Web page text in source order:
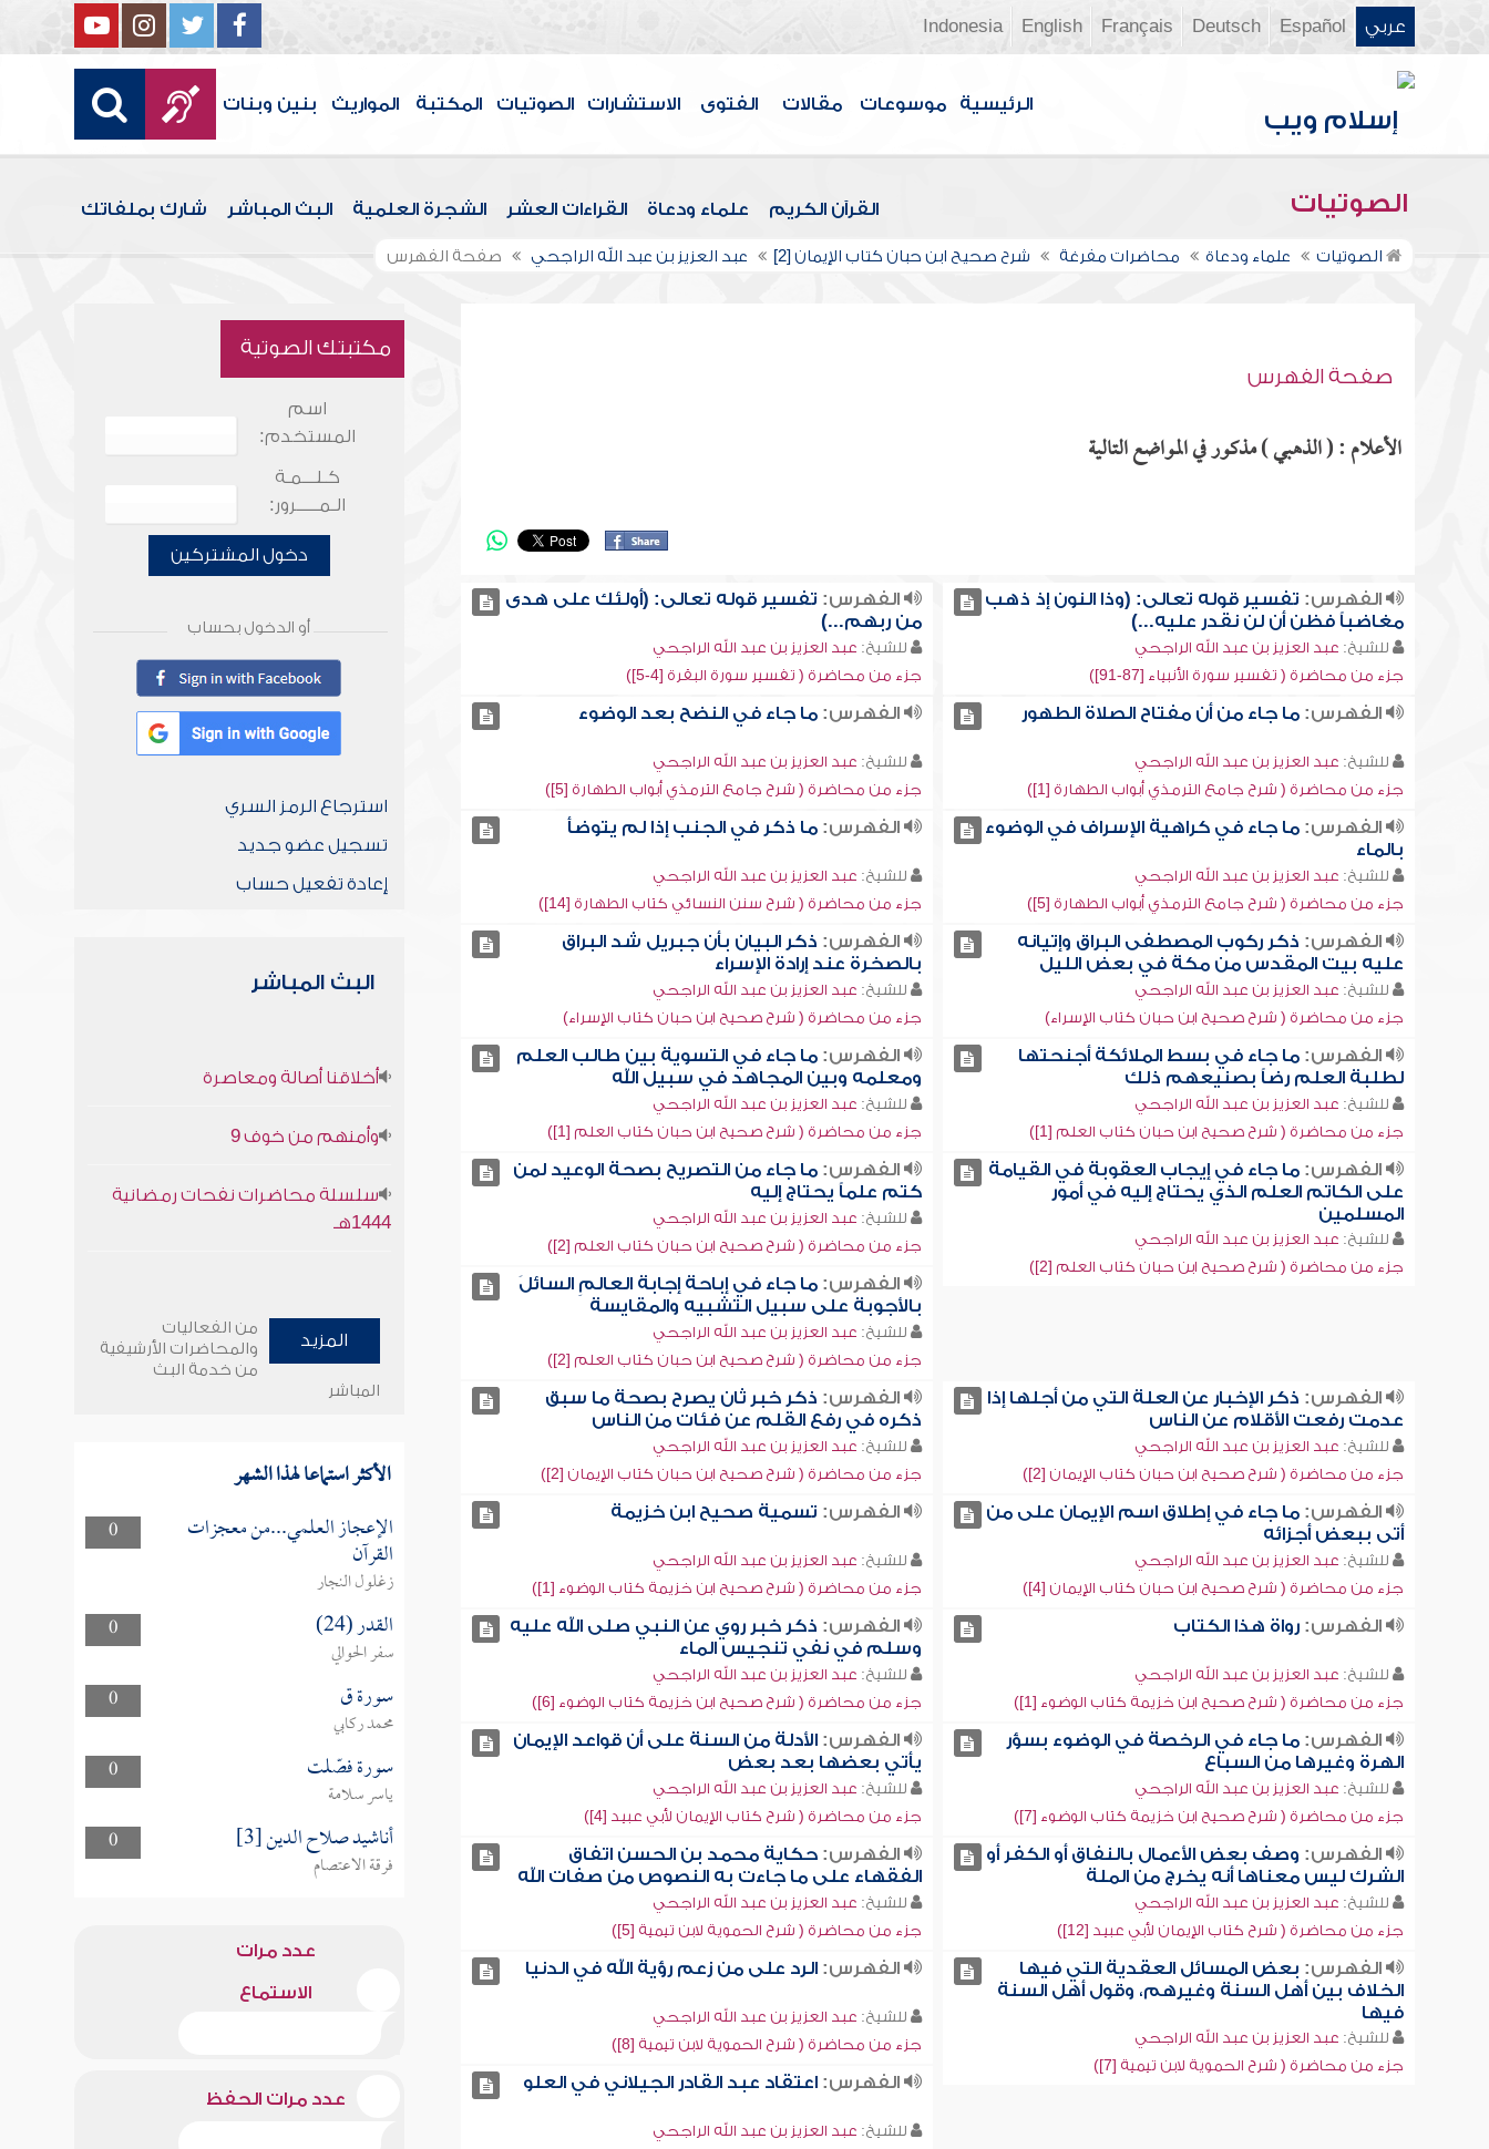
عربي Español
Deutsch
Français
English
Indonesia
الرئيسية موسوعات مقالات الفتوى الاستشارات الصوتيات المكتبة المواريث بنين وبنات
الصوتيات القرآن الكريم علماء ودعاة القراءات العشر الشجرة العلمية البث المباشر شارك بملفاتك
الصوتيات علماء ودعاة محاضرات مفرغة شرح صحيح ابن حبان كتاب الإيمان [2] عبد العزيز بن عبد الله الراجحي صفحة الفهرس
صفحة الفهرس
الأعلام : ( الذهبي ) مذكور في المواضع التالية
الفهرس: تفسير قوله تعالى: (وذا النون إذ ذهب
مغاضباً فظن أن لن نقدر عليه...)
للشيخ: عبد العزيز بن عبد الله الراجحي
جزء من محاضرة ( تفسير سورة الأنبياء [87-91])
الفهرس: تفسير قوله تعالى: (أولئك على هدى
من ربهم...)
للشيخ: عبد العزيز بن عبد الله الراجحي
جزء من محاضرة ( تفسير سورة البقرة [4-5])
الفهرس:ما جاء من أن مفتاح الصلاة الطهور
للشيخ: عبد العزيز بن عبد الله الراجحي
جزء من محاضرة ( شرح جامع الترمذي أبواب الطهارة [1])
الفهرس: ما جاء في النضح بعد الوضوء
للشيخ: عبد العزيز بن عبد الله الراجحي
جزء من محاضرة ( شرح جامع الترمذي أبواب الطهارة [5])
الفهرس:ما جاء في كراهية الإسراف في الوضوء
بالماء
للشيخ: عبد العزيز بن عبد الله الراجحي
جزء من محاضرة ( شرح جامع الترمذي أبواب الطهارة [5])
الفهرس: ما ذكر في الجنب إذا لم يتوضأ
للشيخ: عبد العزيز بن عبد الله الراجحي
جزء من محاضرة ( شرح سنن النسائي كتاب الطهارة [14])
الفهرس: ذكر ركوب المصطفى البراق وإتيانه
عليه بيت المقدس من مكة في بعض الليل
للشيخ: عبد العزيز بن عبد الله الراجحي
جزء من محاضرة ( شرح صحيح ابن حبان كتاب الإسراء)
الفهرس: ذكر البيان بأن جبريل شد البراق
بالصخرة عند إرادة الإسراء
للشيخ: عبد العزيز بن عبد الله الراجحي
جزء من محاضرة ( شرح صحيح ابن حبان كتاب الإسراء)
الفهرس:ما جاء في بسط الملائكة أجنحتها
لطلبة العلم رضاً بصنيعهم ذلك
للشيخ: عبد العزيز بن عبد الله الراجحي
جزء من محاضرة ( شرح صحيح ابن حبان كتاب العلم [1])
الفهرس: ما جاء في التسوية بين طالب العلم
ومعلمه وبين المجاهد في سبيل الله
للشيخ: عبد العزيز بن عبد الله الراجحي
جزء من محاضرة ( شرح صحيح ابن حبان كتاب العلم [1])
الفهرس:ما جاء في إيجاب العقوبة في القيامة
على الكاتم العلم الذي يحتاج إليه في أمور
المسلمين
للشيخ: عبد العزيز بن عبد الله الراجحي
جزء من محاضرة ( شرح صحيح ابن حبان كتاب العلم [2])
الفهرس: ما جاء من التصريح بصحة الوعيد لمن
كتم علماً يحتاج إليه
للشيخ: عبد العزيز بن عبد الله الراجحي
جزء من محاضرة ( شرح صحيح ابن حبان كتاب العلم [2])
الفهرس: ما جاء في إباحة إجابة العالمِ السائلَ
بالأجوبة على سبيل التشبيه والمقايسة
للشيخ: عبد العزيز بن عبد الله الراجحي
جزء من محاضرة ( شرح صحيح ابن حبان كتاب العلم [2])
الفهرس: ذكر الإخبار عن العلة التي من أجلها إذا
عدمت رفعت الأقلام عن الناس
للشيخ: عبد العزيز بن عبد الله الراجحي
جزء من محاضرة ( شرح صحيح ابن حبان كتاب الإيمان [2])
الفهرس: ذكر خبر ثان يصرح بصحة ما سبق
ذكره في رفع القلم عن فئات من الناس
للشيخ: عبد العزيز بن عبد الله الراجحي
جزء من محاضرة ( شرح صحيح ابن حبان كتاب الإيمان [2])
الفهرس:ما جاء في إطلاق اسم الإيمان على من
أتى ببعض أجزائه
للشيخ: عبد العزيز بن عبد الله الراجحي
جزء من محاضرة ( شرح صحيح ابن حبان كتاب الإيمان [4])
الفهرس: تسمية صحيح ابن خزيمة
للشيخ: عبد العزيز بن عبد الله الراجحي
جزء من محاضرة ( شرح صحيح ابن خزيمة كتاب الوضوء [1])
الفهرس:رواة هذا الكتاب
للشيخ: عبد العزيز بن عبد الله الراجحي
جزء من محاضرة ( شرح صحيح ابن خزيمة كتاب الوضوء [1])
الفهرس: ذكر خبر روي عن النبي صلى الله عليه
وسلم في نفي تنجيس الماء
للشيخ: عبد العزيز بن عبد الله الراجحي
جزء من محاضرة ( شرح صحيح ابن خزيمة كتاب الوضوء [6])
الفهرس:ما جاء في الرخصة في الوضوء بسؤر
الهرة وغيرها من السباع
للشيخ: عبد العزيز بن عبد الله الراجحي
جزء من محاضرة ( شرح صحيح ابن خزيمة كتاب الوضوء [7])
الفهرس: الأدلة من السنة على أن قواعد الإيمان
يأتي بعضها بعد بعض
للشيخ: عبد العزيز بن عبد الله الراجحي
جزء من محاضرة ( شرح كتاب الإيمان لأبي عبيد [4])
الفهرس: وصف بعض الأعمال بالنفاق أو الكفر أو
الشرك ليس معناها أنه يخرج من الملة
للشيخ: عبد العزيز بن عبد الله الراجحي
جزء من محاضرة ( شرح كتاب الإيمان لأبي عبيد [12])
الفهرس: حكاية محمد بن الحسن اتفاق
الفقهاء على ما جاءت به النصوص من صفات الله
للشيخ: عبد العزيز بن عبد الله الراجحي
جزء من محاضرة ( شرح الحموية لابن تيمية [5])
الفهرس: بعض المسائل العقدية التي فيها
الخلاف بين أهل السنة وغيرهم، وقول أهل السنة
فيها
للشيخ: عبد العزيز بن عبد الله الراجحي
جزء من محاضرة ( شرح الحموية لابن تيمية [7])
الفهرس: الرد على من زعم رؤية الله في الدنيا
للشيخ: عبد العزيز بن عبد الله الراجحي
جزء من محاضرة ( شرح الحموية لابن تيمية [8])
الفهرس: اعتقاد عبد القادر الجيلاني في العلو
للشيخ: عبد العزيز بن عبد الله الراجحي
مكتبتك الصوتية
اسم
المستخدم:
كـلـــمـة
الـمـــــرور:
دخول المشتركين
أو الدخول بحساب
استرجاع الرمز السري
تسجيل عضو جديد
إعادة تفعيل حساب
البث المباشر
أخلاقنا أصالة ومعاصرة
وأمنهم من خوف 9
سلسلة محاضرات نفحات رمضانية
1444هـ
المزيد
من الفعاليات
والمحاضرات الأرشيفية
من خدمة البث
المباشر
الأكثر استماعا لهذا الشهر
0 الإعجاز العلمي...من معجزات
القرآن
زغلول النجار
0
القدر (24)
سفر الحوالي
0
سورة ق
محمد ركابي
0
سورة فصّلت
ياسر سلامة
0
أناشيد صلاح الدين [3]
فرقة الاعتصام
عدد مرات
الاستماع
عدد مرات الحفظ